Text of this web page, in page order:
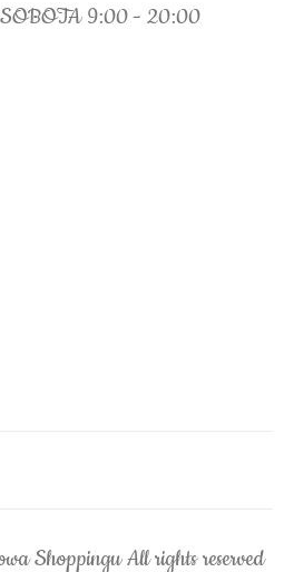
9:00 - 20:00
Shoppingu All rights reserved